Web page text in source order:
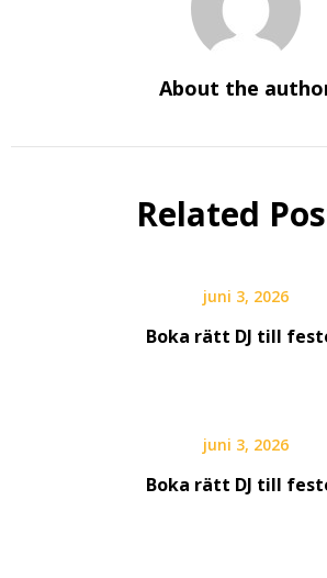
About the
Related
juni 3, 2026
Boka rätt DJ till
juni 3, 2026
Boka rätt DJ till